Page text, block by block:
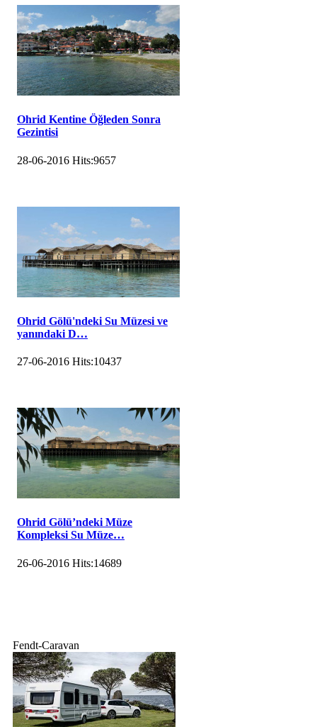
Ohrid Kentine Öğleden Sonra
Gezintisi
28-06-2016 Hits:9657
Ohrid Gölü'ndeki Su Müzesi ve
yanındaki D…
27-06-2016 Hits:10437
Ohrid Gölü’ndeki Müze
Kompleksi Su Müze…
26-06-2016 Hits:14689
Fendt-Caravan